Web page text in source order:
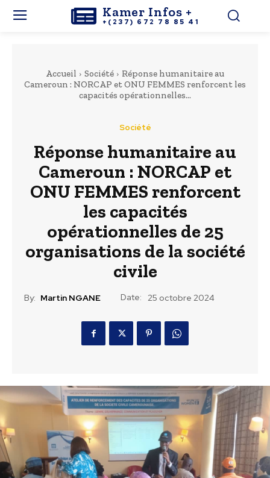
Kamer Infos +
+(237) 672 78 85 41
Accueil Société
Réponse humanitaire au
Cameroun : NORCAP et ONU FEMMES renforcent les
capacités opérationnelles...
Société
Réponse humanitaire au
Cameroun : NORCAP et
ONU FEMMES renforcent
les capacités
opérationnelles de 25
organisations de la société
civile
By: Martin NGANE Date: 25 octobre 2024